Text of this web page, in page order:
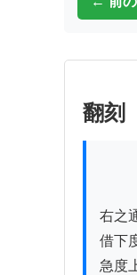
翻刻
右之
借下
急度